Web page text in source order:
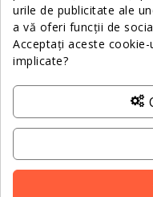
Contactează-ne
ANPC
2025 Dotz Pharma.
urile de publicitate ale
a vă oferi funcții de
Acceptați aceste
implicate?